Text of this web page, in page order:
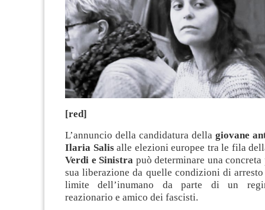
[red]
L’annuncio della candidatura della giovane
Ilaria Salisalle elezioni europee tra le fila
Verdi e Sinistra può determinare una
sua liberazione da quelle condizioni di
limite dell’inumano da parte di un
reazionario e amico dei fascisti.